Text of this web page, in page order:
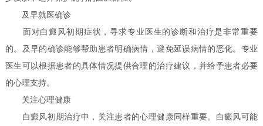
及早就医确诊
面对白癜风初期症状，寻求专业医生的诊断和治疗是非常重要
的。及早的确诊能够帮助患者明确病情，避免延误病情的恶化。专业
医生可以根据患者的具体情况提供合理的治疗建议，并给予患者必要
的心理支持。
关注心理健康
白癜风初期治疗中，关注患者的心理健康同样重要。白癜风可能